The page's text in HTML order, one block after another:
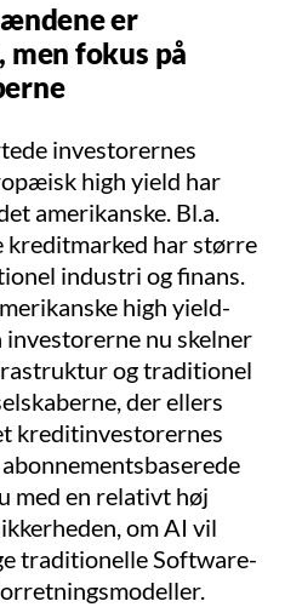
er
fokus på
investorernes
high yield har
amerikanske. Bl.a.
har større
industri og finans.
high yield-
investorerne nu skelner
og traditionel
der ellers
kreditinvestorernes
med en relativt høj
om AI vil
traditionelle Software-